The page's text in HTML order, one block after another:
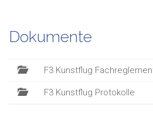
Dokumente
F3 Kunstflug
F3 Kunstflug Protokolle